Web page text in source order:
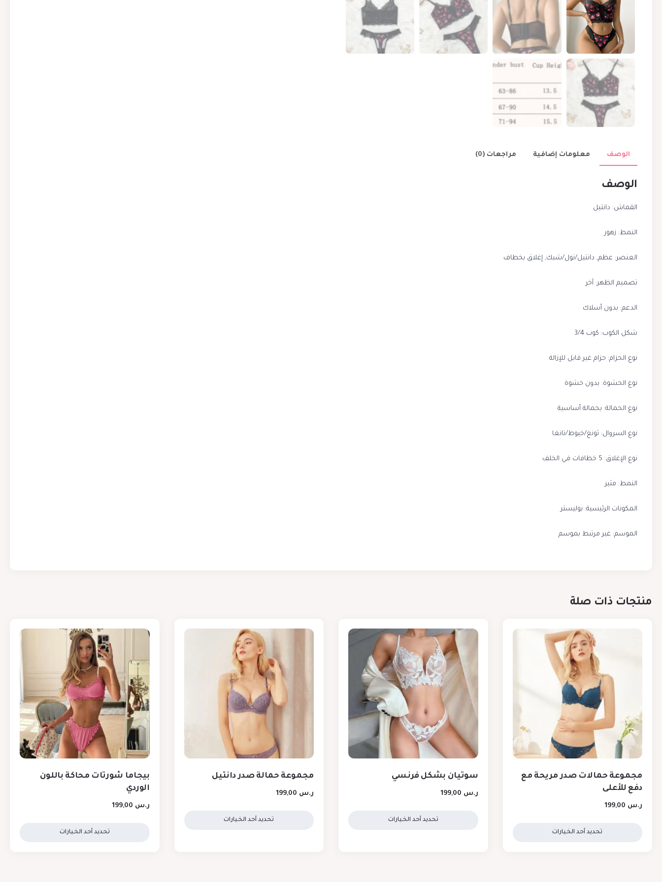
الوصف معلومات إضافية مراجعات (0)
الوصف
القماش: دانتيل
النمط: زهور
العنصر: عظم, دانتيل/تول/شبك, إغلاق بخطاف
تصميم الظهر: آخر
الدعم: بدون أسلاك
شكل الكوب: كوب 3/4
نوع الحزام: حزام غير قابل للإزالة
نوع الحشوة: بدون حشوة
نوع الحمالة: بحمالة أساسية
نوع السروال: ثونغ/خيوط/تانغا
نوع الإغلاق: 5 خطافات في الخلف
النمط: مثير
المكونات الرئيسية: بوليستر
الموسم: غير مرتبط بموسم
منتجات ذات صلة
مجموعة حمالات صدر مريحة مع
دفع للأعلى
ر.س
تحديد أحد الخيارات
سوتيان بشكل فرنسي
ر.س
تحديد أحد الخيارات
مجموعة حمالة صدر دانتيل
ر.س
تحديد أحد الخيارات
بيجاما شورتات محاكة باللون
الوردي
ر.س
تحديد أحد الخيارات